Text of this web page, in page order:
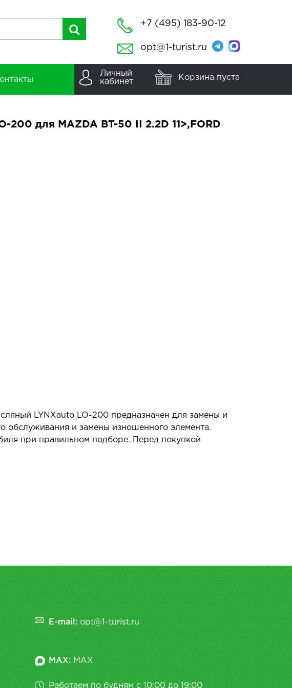
+7 (495) 183-90-12
opt@1-turist.ru
Личный
кабинет
Корзина пуста
200 для MAZDA BT-50 II 2.2D 11>,FORD
LYNXauto LO-200 предназначен для замены и
обслуживания и замены изношенного элемента.
при правильном подборе. Перед покупкой
E-mail: opt@1-turist.ru
MAX: MAX
Работаем по будням с 10:00 до 19:00